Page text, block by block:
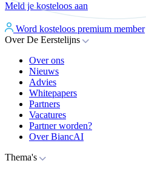
Meld je kosteloos aan
Word kosteloos premium member
Over De Eerstelijns
Over ons
Nieuws
Advies
Whitepapers
Partners
Vacatures
Partner worden?
Over BiancAI
Thema's